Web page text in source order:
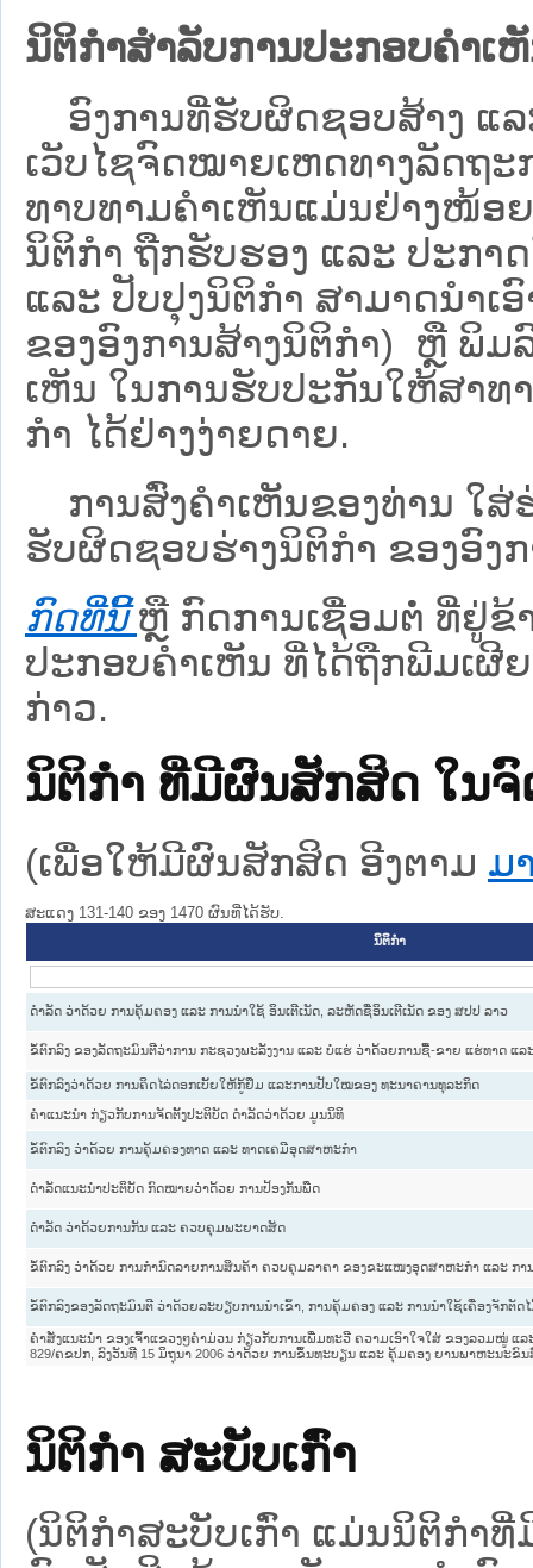
ນິຕິກຳສຳລັບການປະກອບຄຳເ
ອົງການທີ່ຮັບຜິດຊອບສ້າງ ແລ
ເວັບ​ໄຊຈົດໝາຍເຫດທາງລັດຖະ
ທາບທາມຄໍາເຫັນແມ່ນຢ່າງໜ້ອ
ນິຕິກໍາ ຖືກຮັບຮອງ ແລະ ປະກາ
ແລະ ປັບປຸງນິຕິກໍາ ສາມາດນຳເ
ຂອງອົງການສ້າງນິຕິກຳ) ຫຼື ພິມ
ເຫັນ ໃນການຮັບປະກັນໃຫ້ສາທ
ກຳ ໄດ້ຢ່າງງ່າຍດາຍ.
ການສົ່ງຄໍາເຫັນຂອງທ່ານ ໃສ່
ຮັບຜິດຊອບຮ່າງນິຕິກຳ ຂອງອົງ
ກົດທີ່ນີ້ ຫຼື ກົດການເຊື່ອມຕໍ່ ທີ່ຢູ່ຂ້
ປະກອບຄຳເຫັນ ທີ່ໄດ້ຖືກພີມເຜີ
ກ່າວ.
ນິຕິກໍາ ທີ່ມີຜົນສັກສິດ ໃນ
(ເພື່ອໃຫ້ມີຜົນສັກສິດ ອີງຕາມ ມ
ສະແດງ 131-140 ຂອງ 1470 ຜົນທີ່ໄດ້ຮັບ.
ນິຕິກໍາ
ດຳລັດ ວ່າດ້ວຍ ການຄຸ້ມຄອງ ແລະ ການນຳໃຊ້ ອິນເຕີເນັດ, ລະຫັດຊື່ອິນເຕີເນັດ ຂອງ ສປປ ລາວ
ຂໍ້ຕົກລົງ ຂອງລັດຖະມົນຕີວ່າການ ກະຊວງພະລັງງານ ແລະ ບໍ່ແຮ່ ວ່າດ້ວຍການຊື້-ຂາຍ ແຮ່ທາດ ແ
ຂໍ້ຕົກລົງວ່າດ້ວຍ ການຄິດໄລ່ດອກເບັ້ຍໃຫ້ກູ້ຢຶມ ແລະການປັບໃໝຂອງ ທະນາຄານທຸລະກິດ
ຄຳແນະນຳ ກ່ຽວກັບການຈັດຕັ້ງປະຕິບັດ ດຳລັດວ່າດ້ວຍ ມູນນິທິ
ຂໍ້ຕົກລົງ ວ່າດ້ວຍ ການຄຸ້ມຄອງທາດ ແລະ ທາດເຄມີອຸດສາຫະກຳ
ດຳລັດແນະນຳປະຕິບັດ ກົດໝາຍວ່າດ້ວຍ ການປ້ອງກັນພືດ
ດຳລັດ ວ່າດ້ວຍການກັນ ແລະ ຄວບຄຸມພະຍາດສັດ
ຂໍ້ຕົກລົງ ວ່າດ້ວຍ ການກຳນົດລາຍການສິນຄ້າ ຄວບຄຸມລາຄາ ຂອງຂະແໜງອຸດສາຫະກຳ ແລະ ກາ
ຂໍ້ຕົກລົງຂອງລັດຖະມົນຕີ ວ່າດ້ວຍລະບຽບການນໍາເຂົ້າ, ການຄຸ້ມຄອງ ແລະ ການນໍາໃຊ້ເຄື່ອງຈັກຕັດ
ຄໍາສັ່ງແນະນໍາ ຂອງເຈົ້າແຂວງໆຄໍາມ່ວນ ກ່ຽວກັບການເພີ່ມທະວີ ຄວາມເອົາໃຈໃສ່ ຂອງລວມໝູ່ ແ
829/ຄຂປກ, ລົງວັນທີ 15 ມິຖຸນາ 2006 ວ່າດ້ວຍ ການຂຶ້ນທະບຽນ ແລະ ຄຸ້ມຄອງ ຍານພາຫະນະຂົນ
ນິຕິກໍາ ສະບັບເກົ່າ
(ນິຕິກໍາສະບັບເກົ່າ ແມ່ນນິຕິກໍາ